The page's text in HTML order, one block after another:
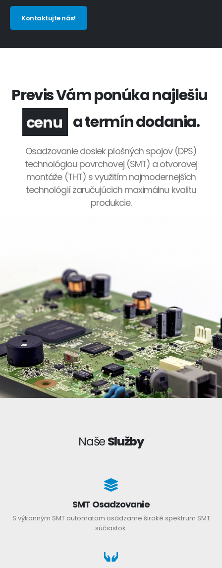
Kontaktujte nás!
Previs Vám ponúka najlešiu
kvalitu
a termín dodania.
Osadzovanie dosiek plošných spojov (DPS)
technológiou povrchovej (SMT) a otvorovej
montáže (THT) s využitím najmodernejších
technológií zaručujúcich maximálnu kvalitu
produkcie.
NašeSlužby
SMT Osadzovanie
S výkonným SMT automatom osádzame široké spektrum SMT
súčiastok.